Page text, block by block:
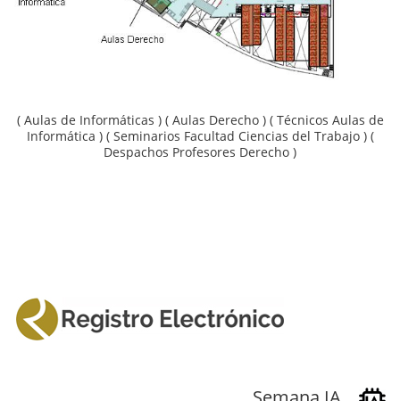
( Aulas de Informáticas ) ( Aulas Derecho ) ( Técnicos Aulas de
Informática ) ( Seminarios Facultad Ciencias del Trabajo ) (
Despachos Profesores Derecho )